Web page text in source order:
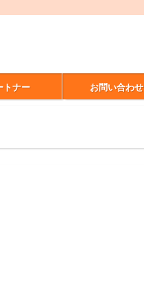
トナー お問い合わせ